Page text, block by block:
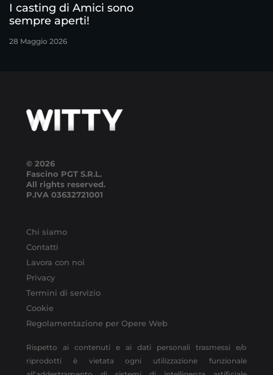
I casting di Amici sono
sempre aperti!
28 Maggio 2026
© 2026
Fascino PGT S.R.L.
All rights reserved.
P.IVA 03632721001
Chi siamo
Contatti
Lavora con noi
Privacy
Termini di servizio
Cookie
Regolamentazione per Opere Web
Rispetto ai contenuti e ai dati personali trasmessi e/o
riprodotti è vietata ogni utilizzazione funzionale